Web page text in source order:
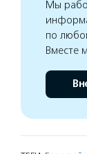
Мы
по
Вместе